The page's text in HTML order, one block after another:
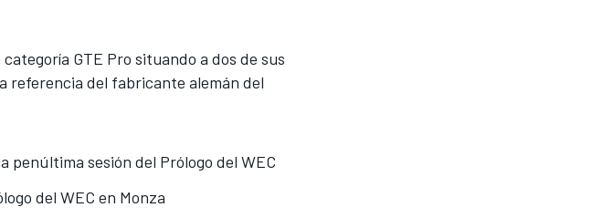
GTE Pro situando a dos de sus
referencia del fabricante alemán del
penúltima sesión del Prólogo del WEC
del WEC en Monza